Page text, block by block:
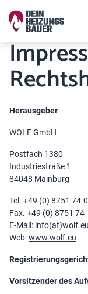
Herausgeber
WOLF GmbH
Postfach 1380
Industriestraße 1
84048 Mainburg
Tel. +49 (0) 8751 74-0
Fax. +49 (0) 8751
E-Mail: info(at)wolf.eu
Web:www.wolf.eu
Vorsitzender des